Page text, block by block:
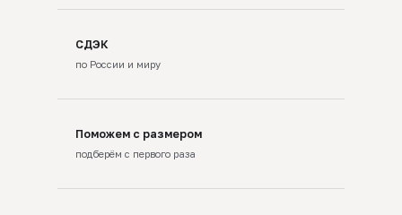
СДЭК
по России и миру
Поможем с размером
подберём с первого раза